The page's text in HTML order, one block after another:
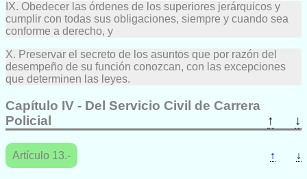
IX. Obedecer las órdenes de los superiores jerárquicos y
cumplir con todas sus obligaciones, siempre y cuando sea
conforme a derecho, y
X. Preservar el secreto de los asuntos que por razón del
desempeño de su función conozcan, con las excepciones
que determinen las leyes.
Capítulo IV - Del Servicio Civil de Carrera
Policial
↑ ↓
Artículo 13.- ↑ ↓